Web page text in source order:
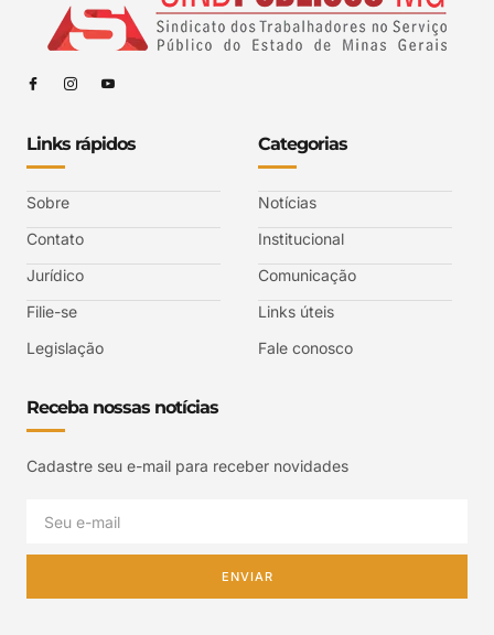
Links rápidos
Sobre
Contato
Jurídico
Filie-se
Legislação
Categorias
Notícias
Institucional
Comunicação
Links úteis
Fale conosco
Receba nossas notícias
Cadastre seu e-mail para receber novidades
ENVIAR